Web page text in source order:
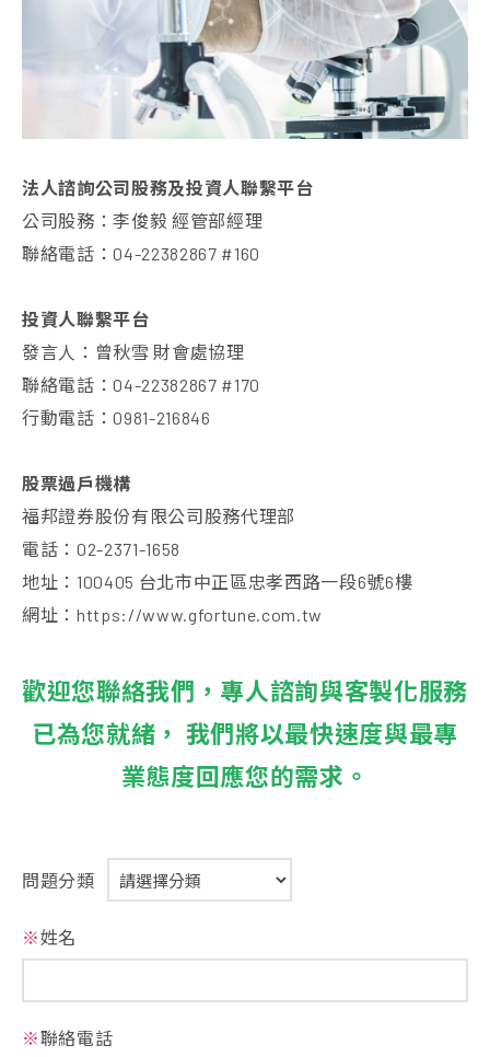
法人諮詢公司股務及投資人聯繫平台
公司股務：李俊毅 經管部經理
聯絡電話：04-22382867 #160
投資人聯繫平台
發言人：曾秋雪 財會處協理
聯絡電話：04-22382867 #170
行動電話：0981-216846
股票過戶機構
福邦證券股份有限公司股務代理部
電話：02-2371-1658
地址：100405 台北市中正區忠孝西路一段6號6樓
網址：https://www.gfortune.com.tw
歡迎您聯絡我們，專人諮詢與客製化服務
已為您就緒， 我們將以最快速度與最專
業態度回應您的需求。
問題分類
※姓名
※聯絡電話